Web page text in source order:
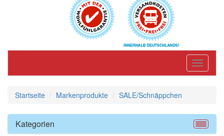
Toggle
Startseite Markenprodukte SALE/Schnäppchen
Kategorien